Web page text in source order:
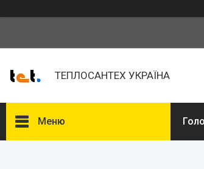
ТЕПЛОСАНТЕХ УКРАЇНА
Меню